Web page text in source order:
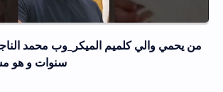
من يحمي والي كلميم الميكر_وب محمد
سنوات و هو